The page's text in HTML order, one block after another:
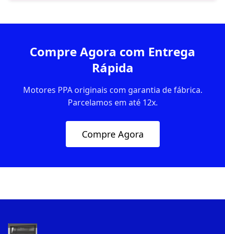
Compre Agora com Entrega
Rápida
Motores PPA originais com garantia de fábrica.
Parcelamos em até 12x.
Compre Agora